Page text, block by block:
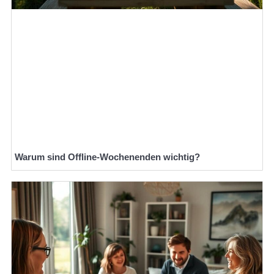
Warum sind Offline-Wochenenden wichtig?